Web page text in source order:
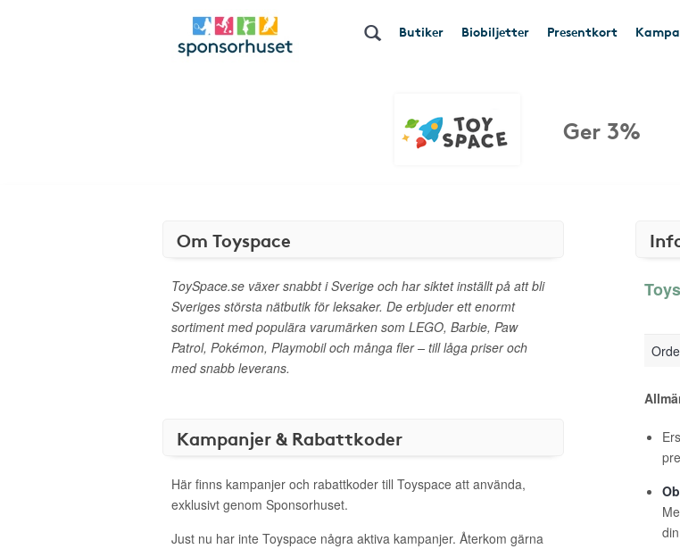
Butiker Biobiljetter Presentkort
Ger 3%
Om Toyspace
ToySpace.se växer snabbt i Sverige och har siktet inställt på att bli
Sveriges största nätbutik för leksaker. De erbjuder ett enormt
sortiment med populära varumärken som LEGO, Barbie, Paw
Patrol, Pokémon, Playmobil och många fler – till låga priser och
med snabb leverans.
Kampanjer & Rabattkoder
Här finns kampanjer och rabattkoder till Toyspace att använda,
exklusivt genom Sponsorhuset.
Just nu har inte Toyspace några aktiva kampanjer. Återkom gärna